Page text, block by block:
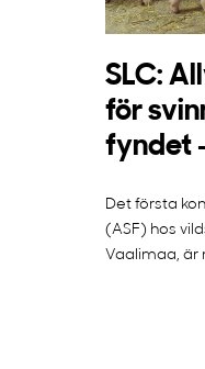
SLC:
för
fyndet
Det första
(ASF) hos
Vaalimaa, är